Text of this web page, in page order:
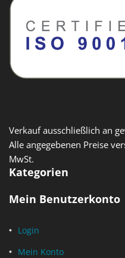
Verkauf ausschließlich an
Alle angegebenen Preise
MwSt.
Kategorien
Mein Benutzerkonto
Login
Mein Konto